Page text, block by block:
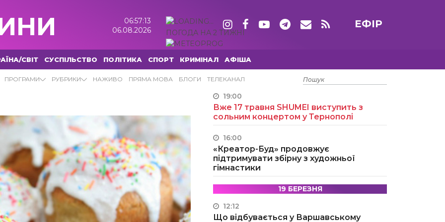
06:57:14
06.08.2026
ПОГОДА НА 2 ТИЖНІ
ЕФІР
СВІТ СУСПІЛЬСТВО ПОЛІТИКА СПОРТ КРИМІНАЛ АФІША
ПРОГРАМИ РУБРИКИ НАЖИВО ПРЯМА МОВА БЛОГИ ТЕЛЕКАНАЛ
15 ТРАВНЯ
19:00
Вже 17 травня SHUMEI виступить з
сольним концертом у Тернополі
16:00
«Креатор-Буд» продовжує
підтримувати збірну з художньої
гімнастики
19 БЕРЕЗНЯ
12:12
Що відбувається у Варшавському